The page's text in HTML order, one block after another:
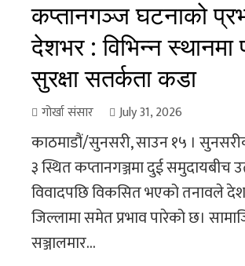
कप्तानगञ्ज घटनाको
देशभर : विभिन्न स्थानमा
सुरक्षा सतर्कता कडा
गोर्खा संसार July 31, 2026
काठमाडौं/सुनसरी, साउन १५ ।
३ स्थित कप्तानगञ्जमा दुई समुदायबीच
विवादपछि विकसित भएको तनावले
जिल्लामा समेत प्रभाव पारेको छ।
सञ्जालमार...